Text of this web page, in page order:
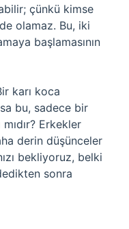
çünkü kimse
olamaz. Bu, iki
başlamasının
karı koca
bu, sadece bir
Erkekler
derin düşünceler
bekliyoruz, belki
sonra